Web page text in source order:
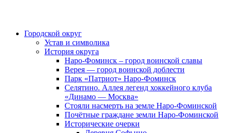
Городской округ
Устав и символика
История округа
Наро-Фоминск – город воинской славы
Верея — город воинской доблести
Парк «Патриот» Наро-Фоминск
Селятино. Аллея легенд хоккейного клуба
«Динамо — Москва»
Стояли насмерть на земле Наро-Фоминской
Почётные граждане земли Наро-Фоминской
Исторические очерки